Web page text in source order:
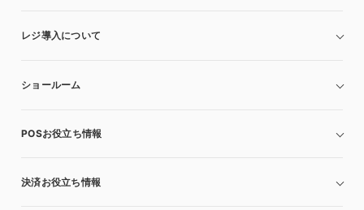
レジ導入について
ショールーム
POSお役立ち情報
決済お役立ち情報